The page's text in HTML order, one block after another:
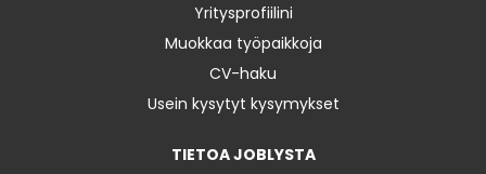
Yritysprofiilini
Muokkaa työpaikkoja
CV-haku
Usein kysytyt kysymykset
TIETOA JOBLYSTA